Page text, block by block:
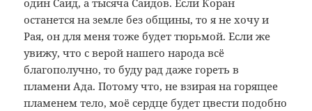
один Саид, а тысяча Саидов. Если Коран
останется на земле без общины, то я не хочу и
Рая, он для меня тоже будет тюрьмой. Если же
увижу, что с верой нашего народа всё
благополучно, то буду рад даже гореть в
пламени Ада. Потому что, не взирая на горящее
пламенем тело, моё сердце будет цвести подобно